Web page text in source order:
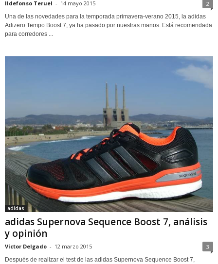
Ildefonso Teruel - 14 mayo 2015 2
Una de las novedades para la temporada primavera-verano 2015, la adidas
Adizero Tempo Boost 7, ya ha pasado por nuestras manos. Está recomendada
para corredores ...
adidas
adidas Supernova Sequence Boost 7, análisis
y opinión
Víctor Delgado - 12 marzo 2015 3
Después de realizar el test de las adidas Supernova Sequence Boost 7,